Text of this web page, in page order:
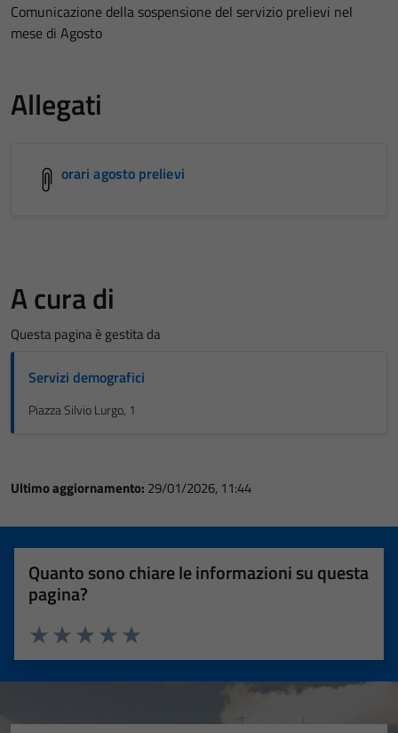
Comunicazione della sospensione del servizio prelievi nel
mese di Agosto
Allegati
orari agosto prelievi
A cura di
Questa pagina è gestita da
Servizi demografici
Piazza Silvio Lurgo, 1
Ultimo aggiornamento: 29/01/2026, 11:44
Quanto sono chiare le informazioni su questa
pagina?
Valuta 5 stelle su 5
Valuta 4 stelle su 5
Valuta 3 stelle su 5
Valuta 2 stelle su 5
Valuta 1 stelle su 5